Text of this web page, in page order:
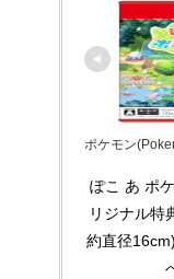
ポケモン
ぽこ あ ポ
リジナル特
約直径